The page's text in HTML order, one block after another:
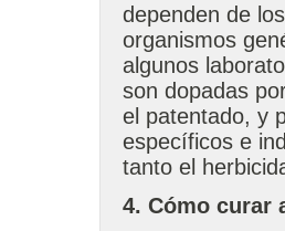
dependen de
organismos
algunos
son dopadas
el patentado, y
específicos e
tanto el
4. Cómo curar